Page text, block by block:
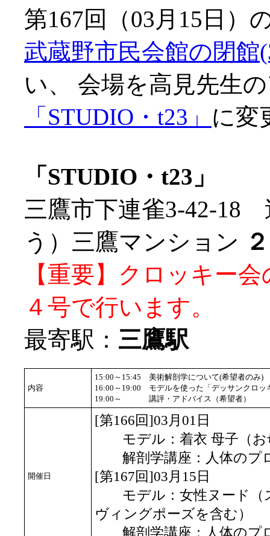
第167回（03月15日）
武蔵野市民会館の閉館
い、 会場を高見先生
「STUDIO・t23」 に変
「STUDIO・t23」
三鷹市下連雀3-42-18
う）三鷹マンション
【重要】クロッキー
４号で行います。
最寄駅： 三鷹駅
内容
15:00～15:45
16:00～19:00
19:00～
美術解剖学について(希望者のみ)
モデルを使った「デッサンクロッ
講評・アドバイス（希望者）
開催日
[第166回]03月01日
モデル：着衣 母子（お
解剖学講座：人体のプ
[第167回]03月15日
モデル：女性ヌード（
ヴィングポーズを含む）
解剖学講座：人体のプ